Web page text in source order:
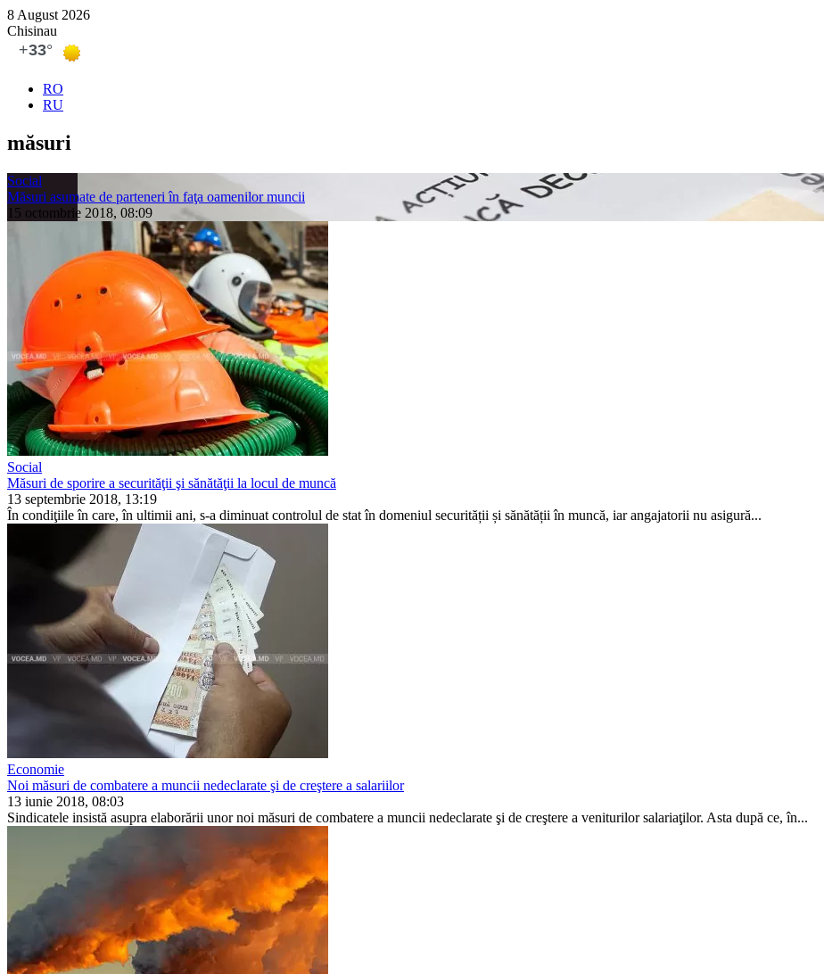
8 August 2026
Chisinau
RO
RU
măsuri
Social
Măsuri asumate de parteneri în faţa oamenilor muncii
15 octombrie 2018, 08:09
Social
Măsuri de sporire a securităţii şi sănătăţii la locul de muncă
13 septembrie 2018, 13:19
În condiţiile în care, în ultimii ani, s-a diminuat controlul de stat în domeniul securității și sănătății în muncă, iar anga­jatorii nu asigură...
Economie
Noi măsuri de combatere a muncii nedeclarate şi de creştere a salariilor
13 iunie 2018, 08:03
Sindicatele insistă asupra elaboră­rii unor noi măsuri de combatere a muncii nedeclarate şi de creştere a veniturilor salariaţilor. Asta după ce, în...